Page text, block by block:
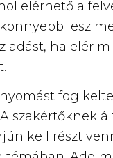
elérhető a
lesz
adást, ha elér
fog
szakértőknek
kell részt